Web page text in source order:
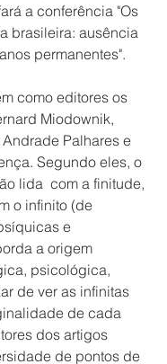
a conferência "Os
brasileira: ausência
permanentes".
como editores os
Miodownik,
Palhares e
Segundo eles, o
lida  com a finitude,
o infinito (de
e
a origem
psicológica,
de ver as infinitas
de cada
dos artigos
de pontos de